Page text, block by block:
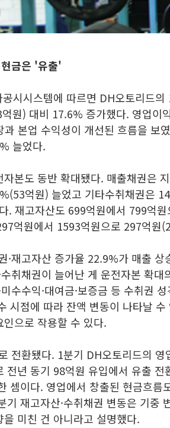
금은 '유출'
시시스템에 따르면 DH오토리드
원) 대비 17.6% 증가했다. 영업이
본업 수익성이 개선된 흐름을 보
늘었다.
본도 동반 확대됐다. 매출채권은
억원) 늘었고 기타수취채권은
. 재고자산도 699억원에서 799억
억원에서 1593억원으로 297억원
·재고자산 증가율 22.9%가 매출
취채권이 늘어난 게 운전자본 확대
수수익·대여금·보증금 등 수취권
시점에 따라 잔액 변동이 나타날
으로 작용할 수 있다.
전환됐다. 1분기 DH오토리드의
전년 동기 98억원 유입에서 유출
셈이다. 영업에서 창출된 현금흐름
기 재고자산·수취채권 변동은 기중
미친 건 아니라고 설명했다.